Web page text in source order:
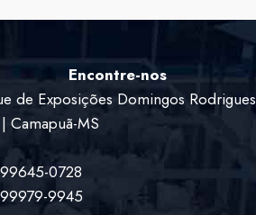
Encontre-nos
de Exposições Domingos Rodrigues
Camapuã-MS
0728
9945